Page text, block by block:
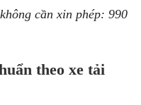
cần xin phép: 990
theo xe tải